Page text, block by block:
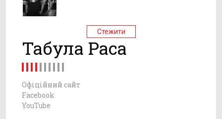
Стежити
Табула Раса
Офіційний сайт
Facebook
YouTube